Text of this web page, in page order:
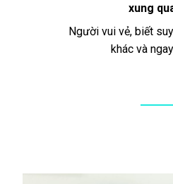
xung
Người vui vẻ, biết
khác và